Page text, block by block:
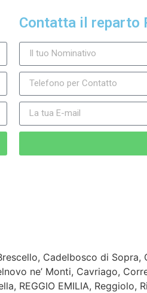
Contatta il reparto
Cadelbosco di Sopra,
ne’ Monti, Cavriago,
REGGIO EMILIA, Reggiolo,